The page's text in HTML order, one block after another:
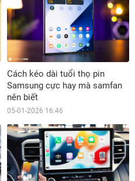
Cách kéo dài tuổi thọ pin
Samsung cực hay mà samfan
nên biết
05-01-2026 16:46